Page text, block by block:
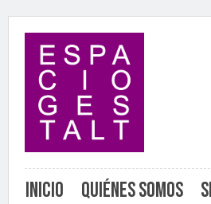
Inicio Quiénes somos